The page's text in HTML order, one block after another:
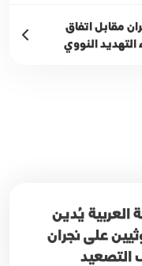
مقابل اتفاق
النووي
العربية يُدين
على نجران
التصعيد